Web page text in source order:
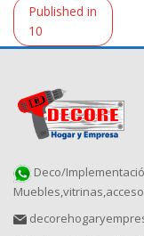
Navegación
de
entradas
Published in
10
Deco/